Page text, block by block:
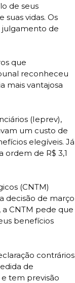
de seus
vidas. Os
julgamento de
que
reconheceu
mais vantajosa
(Ieprev),
um custo de
elegíveis. Já
de R$ 3,1
(CNTM)
decisão de março
a CNTM pede que
benefícios
contrários
de
tem previsão